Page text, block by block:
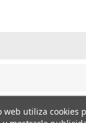
web utiliza cookies